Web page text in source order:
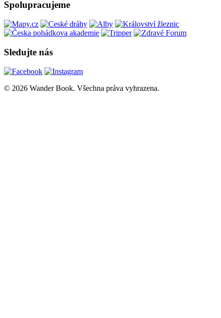
Spolupracujeme
Sledujte nás
© 2026 Wander Book. Všechna práva vyhrazena.